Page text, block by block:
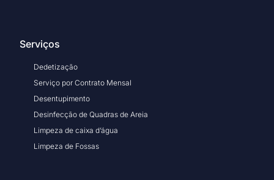
Serviços
Dedetização
Serviço por Contrato Mensal
Desentupimento
Desinfecção de Quadras de Areia
Limpeza de caixa d’água
Limpeza de Fossas